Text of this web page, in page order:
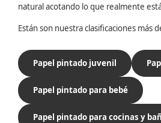
natural acotando lo que realmente
Están son nuestra clasificaciones más
Papel pintado juvenil
Papel pintado para bebé
Papel pintado para cocinas y